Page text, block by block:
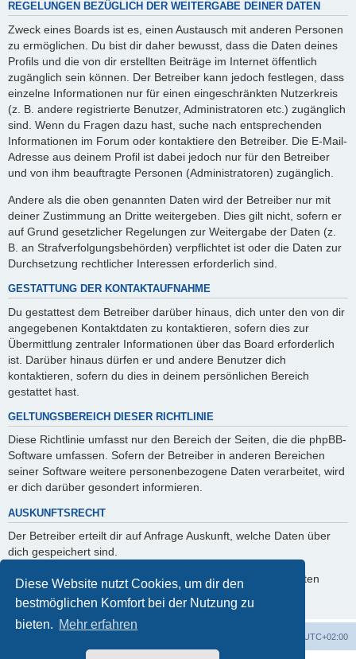
Diese Website nutzt Cookies, um dir den
bestmöglichen Komfort bei der Nutzung zu
bieten. Mehr erfahren
REGELUNGEN BEZÜGLICH DER WEITERGABE DEINER DATEN
Zweck eines Boards ist es, einen Austausch mit anderen Personen
zu ermöglichen. Du bist dir daher bewusst, dass die Daten deines
Profils und die von dir erstellten Beiträge im Internet öffentlich
zugänglich sein können. Der Betreiber kann jedoch festlegen, dass
einzelne Informationen nur für einen eingeschränkten Nutzerkreis
(z. B. andere registrierte Benutzer, Administratoren etc.) zugänglich
sind. Wenn du Fragen dazu hast, suche nach entsprechenden
Informationen im Forum oder kontaktiere den Betreiber. Die E-Mail-
Adresse aus deinem Profil ist dabei jedoch nur für den Betreiber
und von ihm beauftragte Personen (Administratoren) zugänglich.
Andere als die oben genannten Daten wird der Betreiber nur mit
deiner Zustimmung an Dritte weitergeben. Dies gilt nicht, sofern er
auf Grund gesetzlicher Regelungen zur Weitergabe der Daten (z.
B. an Strafverfolgungsbehörden) verpflichtet ist oder die Daten zur
Durchsetzung rechtlicher Interessen erforderlich sind.
GESTATTUNG DER KONTAKTAUFNAHME
Du gestattest dem Betreiber darüber hinaus, dich unter den von dir
angegebenen Kontaktdaten zu kontaktieren, sofern dies zur
Übermittlung zentraler Informationen über das Board erforderlich
ist. Darüber hinaus dürfen er und andere Benutzer dich
kontaktieren, sofern du dies in deinem persönlichen Bereich
gestattet hast.
GELTUNGSBEREICH DIESER RICHTLINIE
Diese Richtlinie umfasst nur den Bereich der Seiten, die die phpBB-
Software umfassen. Sofern der Betreiber in anderen Bereichen
seiner Software weitere personenbezogene Daten verarbeitet, wird
er dich darüber gesondert informieren.
AUSKUNFTSRECHT
Der Betreiber erteilt dir auf Anfrage Auskunft, welche Daten über
dich gespeichert sind.
Du kannst jederzeit die Löschung bzw. Sperrung deiner Daten
verlangen. Kontaktiere hierzu bitte den Betreiber.
UTC+02:00